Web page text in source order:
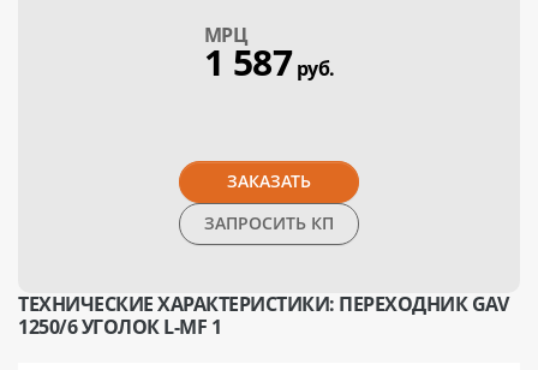
МPЦ
1 587 руб.
ЗАКАЗАТЬ
ЗАПРОСИТЬ КП
ТЕХНИЧЕСКИЕ ХАРАКТЕРИСТИКИ: ПЕРЕХОДНИК GAV
1250/6 УГОЛОК L-MF 1